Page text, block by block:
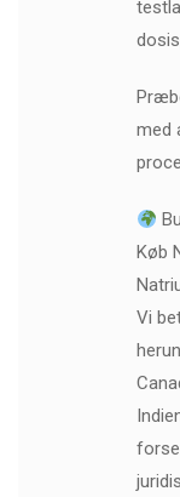
med
Køb
Vi